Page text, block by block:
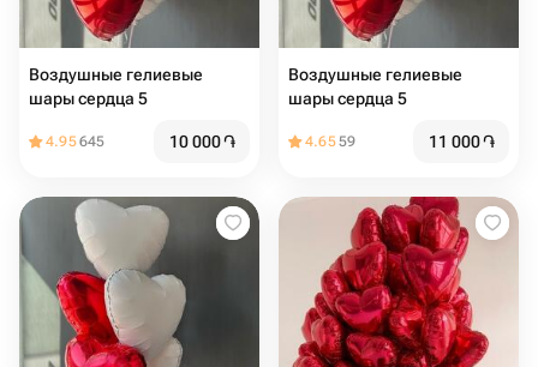
Воздушные гелиевые
шары сердца 5️
4.95645 10 000֏
Воздушные гелиевые
шары сердца 5️
4.6559 11 000֏